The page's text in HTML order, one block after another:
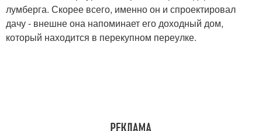
лумберга. Скорее всего, именно он и спроектировал
дачу - внешне она напоминает его доходный дом,
который находится в перекупном переулке.